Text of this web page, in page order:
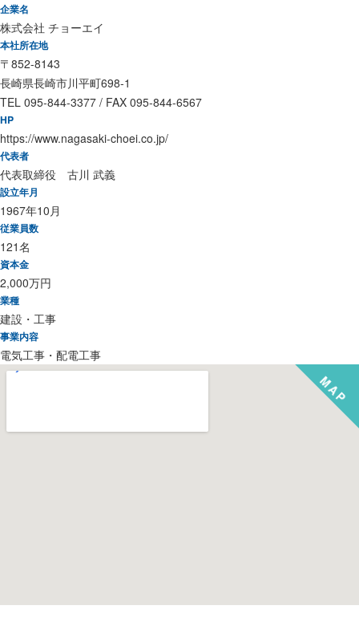
企業名
株式会社 チョーエイ
本社所在地
〒852-8143
長崎県長崎市川平町698-1
TEL 095-844-3377 / FAX 095-844-6567
HP
https://www.nagasaki-choei.co.jp/
代表者
代表取締役 古川 武義
設立年月
1967年10月
従業員数
121名
資本金
2,000万円
業種
建設・工事
事業内容
電気工事・配電工事